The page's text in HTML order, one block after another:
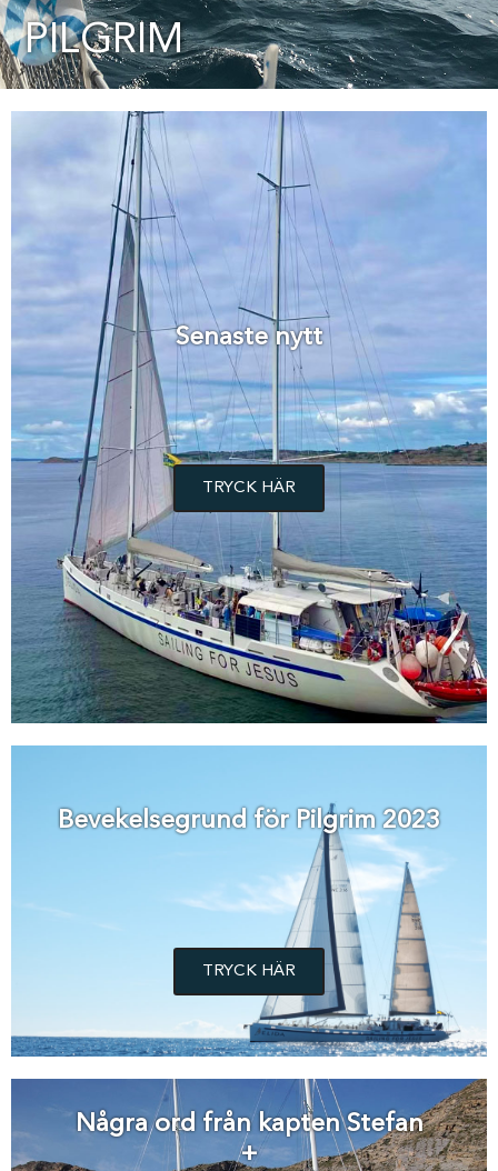
PILGRIM
Senaste nytt
TRYCK HÄR
Bevekelsegrund för Pilgrim 2023
TRYCK HÄR
Några ord från kapten Stefan
+